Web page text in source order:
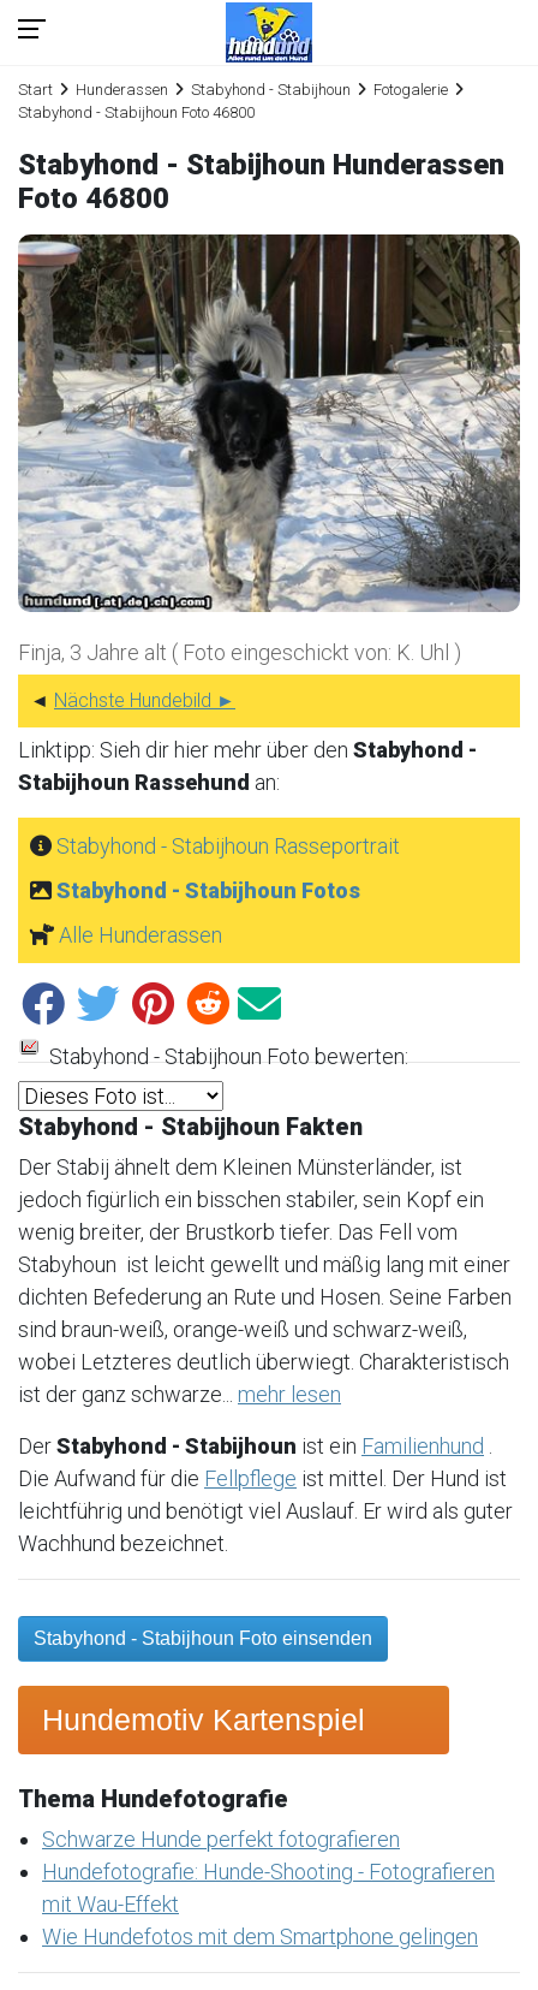
Start Hunderassen Stabyhond - Stabijhoun
Fotogalerie
Stabyhond - Stabijhoun Foto 46800
Stabyhond - Stabijhoun Hunderassen
Foto 46800
Finja, 3 Jahre alt ( Foto eingeschickt von: K. Uhl )
◄ Nächste Hundebild ►
Linktipp: Sieh dir hier mehr über den Stabyhond -
Stabijhoun Rassehund an:
Stabyhond - Stabijhoun Rasseportrait
Stabyhond - Stabijhoun Fotos
Alle Hunderassen
Stabyhond - Stabijhoun Foto bewerten:
Stabyhond - Stabijhoun Fakten
Der Stabij ähnelt dem Kleinen Münsterländer, ist
jedoch figürlich ein bisschen stabiler, sein Kopf ein
wenig breiter, der Brustkorb tiefer. Das Fell vom
Stabyhoun ist leicht gewellt und mäßig lang mit einer
dichten Befederung an Rute und Hosen. Seine Farben
sind braun-weiß, orange-weiß und schwarz-weiß,
wobei Letzteres deutlich überwiegt. Charakteristisch
ist der ganz schwarze... mehr lesen
DerStabyhond - Stabijhoun ist ein Familienhund
Die Aufwand für die Fellpflege ist mittel. Der Hund ist
leichtführig und benötigt viel Auslauf. Er wird als guter
Wachhund bezeichnet.
Stabyhond - Stabijhoun Foto einsenden
Hundemotiv Kartenspiel
Thema Hundefotografie
Schwarze Hunde perfekt fotografieren
Hundefotografie: Hunde-Shooting - Fotografieren
mit Wau-Effekt
Wie Hundefotos mit dem Smartphone gelingen